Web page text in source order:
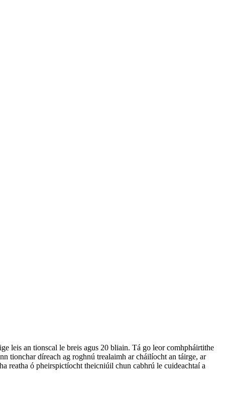
leis an tionscal le breis agus 20 bliain. Tá go leor comhpháirtithe
tionchar díreach ag roghnú trealaimh ar cháilíocht an táirge, ar
reatha ó pheirspictíocht theicniúil chun cabhrú le cuideachtaí a